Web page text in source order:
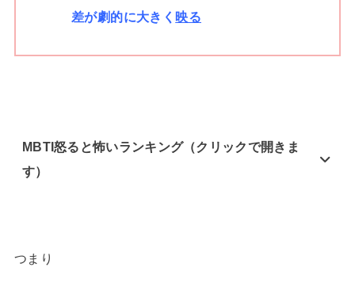
差が劇的に大きく 映る
MBTI怒ると怖いランキング（クリックで開きま
す）
つまり